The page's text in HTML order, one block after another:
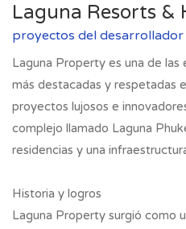
Laguna Resorts &
proyectos del desarrollador
Laguna Property es una de las
más destacadas y respetadas
proyectos lujosos e
complejo llamado Laguna
residencias y una
Historia y logros
Laguna Property surgió como